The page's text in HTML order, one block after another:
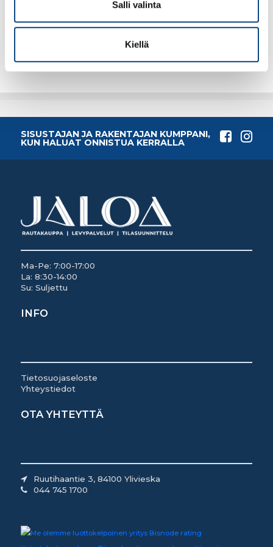
Salli valinta
Kiellä
SISUSTAJAN JA RAKENTAJAN KUMPPANI,
KUN HALUAT ONNISTUA KERRALLA
Ma-Pe: 7:00-17:00
La: 8:30-14:00
Su: Suljettu
INFO
Tietosuojaseloste
Yhteystiedot
OTA YHTEYTTÄ
Ruutihaantie 3, 84100 Ylivieska
044 745 1700